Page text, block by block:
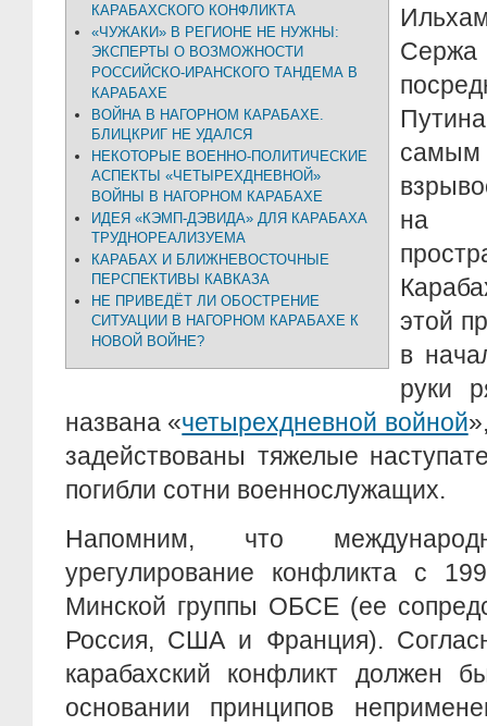
КАРАБАХСКОГО КОНФЛИКТА
«ЧУЖАКИ» В РЕГИОНЕ НЕ НУЖНЫ:
ЭКСПЕРТЫ О ВОЗМОЖНОСТИ
РОССИЙСКО-ИРАНСКОГО ТАНДЕМА В
КАРАБАХЕ
ВОЙНА В НАГОРНОМ КАРАБАХЕ.
БЛИЦКРИГ НЕ УДАЛСЯ
НЕКОТОРЫЕ ВОЕННО-ПОЛИТИЧЕСКИЕ
АСПЕКТЫ «ЧЕТЫРЕХДНЕВНОЙ»
ВОЙНЫ В НАГОРНОМ КАРАБАХЕ
ИДЕЯ «КЭМП-ДЭВИДА» ДЛЯ КАРАБАХА
ТРУДНОРЕАЛИЗУЕМА
КАРАБАХ И БЛИЖНЕВОСТОЧНЫЕ
ПЕРСПЕКТИВЫ КАВКАЗА
НЕ ПРИВЕДЁТ ЛИ ОБОСТРЕНИЕ
СИТУАЦИИ В НАГОРНОМ КАРАБАХЕ К
НОВОЙ ВОЙНЕ?
на
этой
в
руки
названа «четырехдневной войной
задействованы тяжелые
погибли сотни военнослужащих.
Напомним, что
урегулирование конфликта с
Минской группы ОБСЕ (ее
Россия, США и Франция).
карабахский конфликт должен
основании принципов